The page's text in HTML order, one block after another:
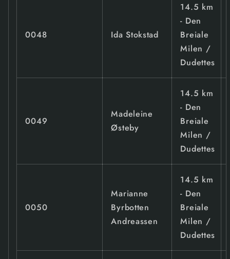
0048 Ida Stokstad
14.5 km
- Den
Breiale
Milen /
Dudettes
0049
Madeleine
Østeby
14.5 km
- Den
Breiale
Milen /
Dudettes
0050
Marianne
Byrbotten
Andreassen
14.5 km
- Den
Breiale
Milen /
Dudettes